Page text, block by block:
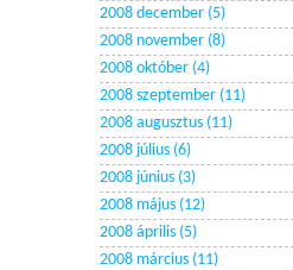
2008 december (5)
2008 november (8)
2008 október (4)
2008 szeptember (11)
2008 augusztus (11)
2008 július (6)
2008 június (3)
2008 május (12)
2008 április (5)
2008 március (11)